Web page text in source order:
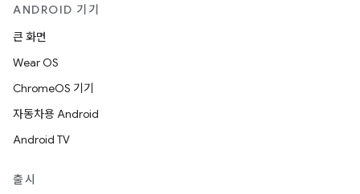
ANDROID 기기
큰 화면
Wear OS
ChromeOS 기기
자동차용 Android
Android TV
출시